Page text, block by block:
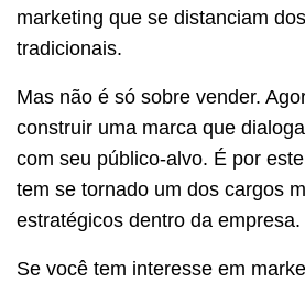
marketing que se distanciam
tradicionais.
Mas não é só sobre vender.
construir uma marca que
com seu público-alvo. É por
tem se tornado um dos cargos
estratégicos dentro da empresa.
Se você tem interesse em